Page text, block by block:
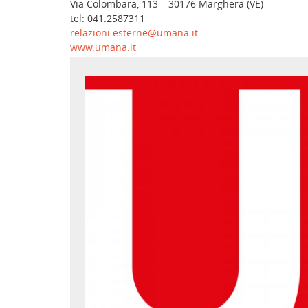
Via Colombara, 113 – 30176 Marghera (VE)
tel: 041.2587311
relazioni.esterne@umana.it
www.umana.it